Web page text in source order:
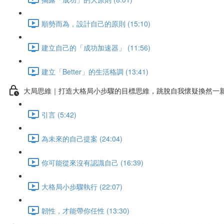
順勢而為，設計自己的原則 (15:10)
建立自己的「成功加速器」 (11:56)
建立「Better」的生活格調 (13:41)
大局思維｜打造大格局小步驟的目標思維，跳脫自我懷疑換然一
引言 (5:42)
為未來的自己提案 (24:04)
你可能從來沒有認識自己 (16:39)
大格局小步驟執行 (22:07)
韌性，才能帶你任性 (13:30)